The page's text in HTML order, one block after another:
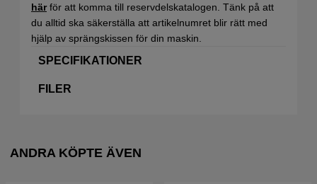
härför att komma till reservdelskatalogen. Tänk på att
du alltid ska säkerställa att artikelnumret blir rätt med
hjälp av sprängskissen för din maskin.
SPECIFIKATIONER
FILER
ANDRA KÖPTE ÄVEN